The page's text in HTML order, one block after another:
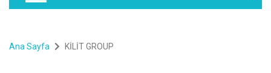
Ana Sayfa KİLİT GROUP